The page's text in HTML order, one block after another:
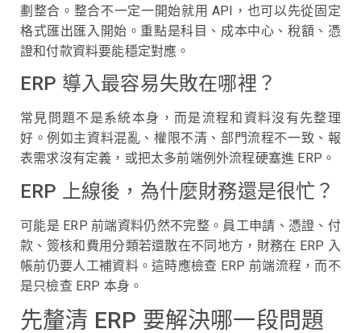
劃整合。整合不一定一開始就用 API，也可以先從固定
格式匯出匯入開始。重點是科目、成本中心、稅額、憑
證和付款資料要能穩定對應。
ERP 導入最容易失敗在哪裡？
常見問題不是系統本身，而是流程和資料沒有先整理
好。例如主資料混亂、權限不清、部門流程不一致、報
表需求沒有定義，或把太多前端例外流程硬塞進 ERP。
ERP 上線後，為什麼財務還是很忙？
可能是 ERP 前端資料仍然不完整。員工申請、憑證、付
款、簽核和費用分類若還散在不同地方，財務在 ERP 入
帳前仍要人工補資料。這時應檢查 ERP 前端流程，而不
是只檢查 ERP 本身。
先釐清 ERP 要解決哪一段問題